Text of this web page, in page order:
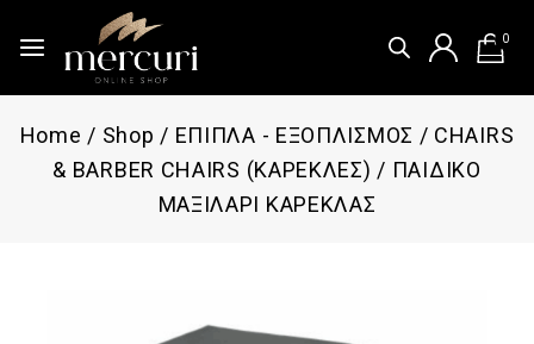
0
Home / Shop / ΕΠΙΠΛΑ - ΕΞΟΠΛΙΣΜΟΣ / CHAIRS
& BARBER CHAIRS (ΚΑΡΕΚΛΕΣ) / ΠΑΙΔΙΚΟ
ΜΑΞΙΛΑΡΙ ΚΑΡΕΚΛΑΣ